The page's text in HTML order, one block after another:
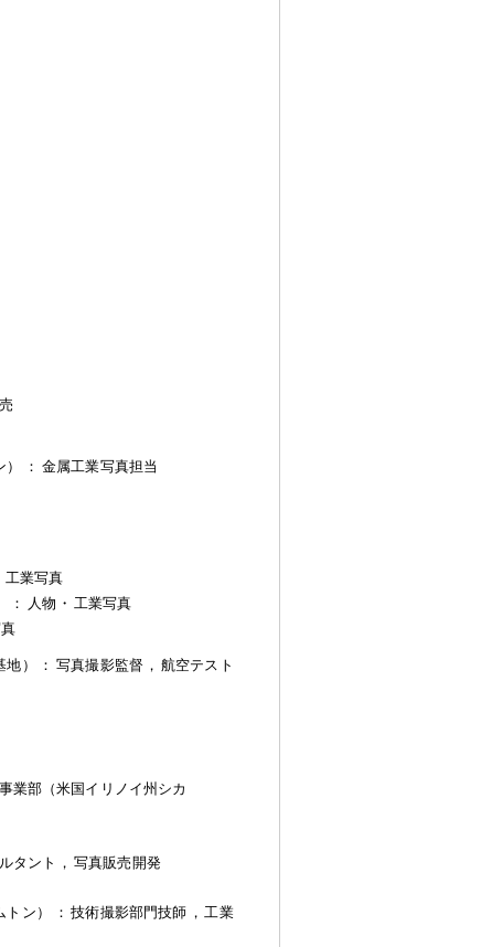
： 金属工業写真担当
工業写真
： 人物 ・ 工業写真
） ： 写真撮影監督 ， 航空テスト
業部（米国イリノイ州シカ
タント ， 写真販売開発
ン） ： 技術撮影部門技師 ， 工業